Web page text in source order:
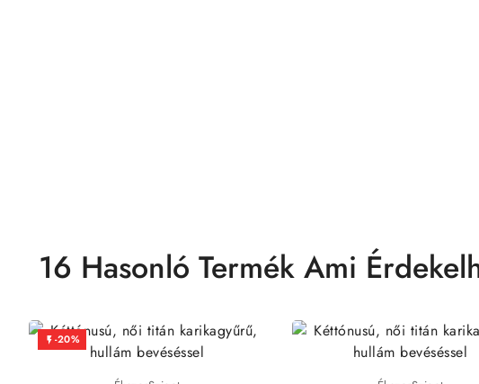
16 Hasonló Termék Ami
 -20%